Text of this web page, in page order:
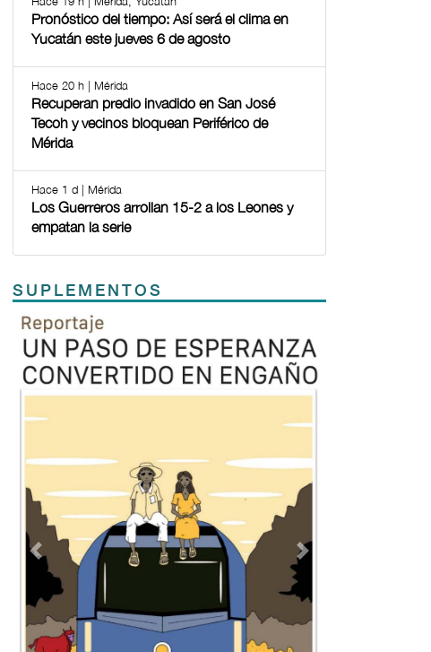
Pronóstico del tiempo: Así será el clima en
Yucatán este jueves 6 de agosto
Hace 20 h | Mérida
Recuperan predio invadido en San José
Tecoh y vecinos bloquean Periférico de
Mérida
Hace 1 d | Mérida
Los Guerreros arrollan 15-2 a los Leones y
empatan la serie
SUPLEMENTOS
Previous
TODOS LOS SUPLEMENTOS